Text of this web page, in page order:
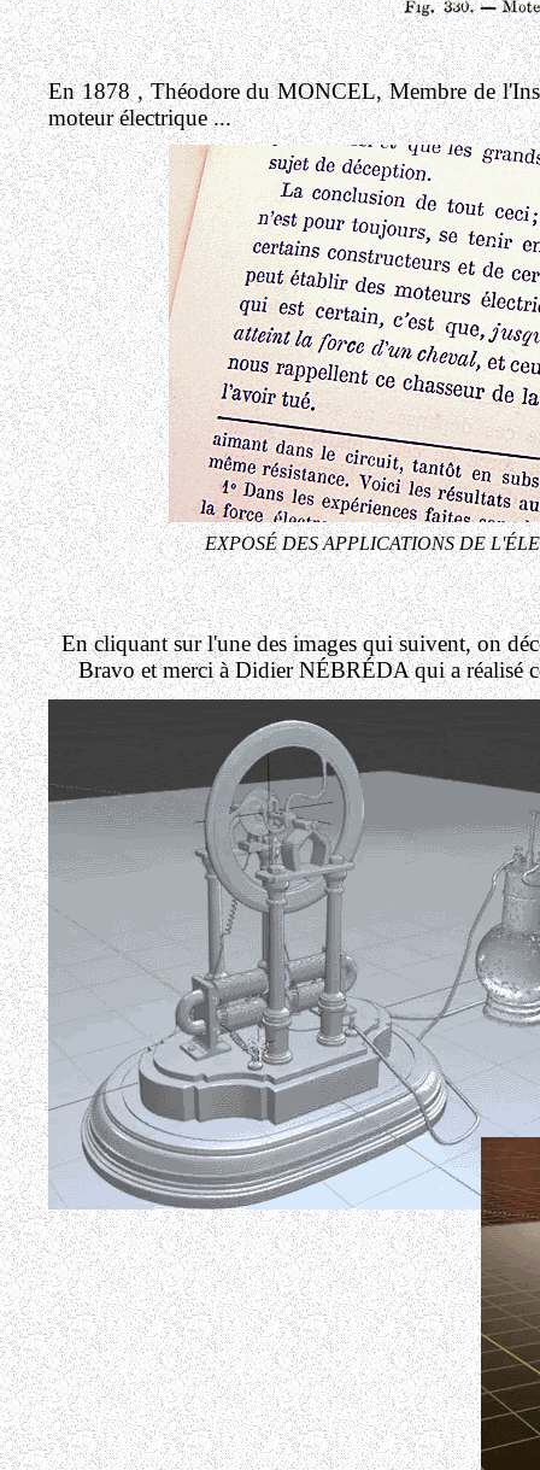
En 1878,Théodore du MONCEL, Membre de
moteur électrique ...
EXPOSÉ DES APPLICATIONS DE
En cliquant sur l'une des images qui suivent, on
Bravo et merci à Didier NÉBRÉDA qui a réalisé